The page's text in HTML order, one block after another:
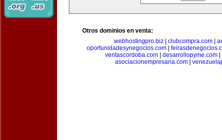
Otros dominios en venta:
webhostingpro.biz| clubcompra.com|
oportunidadesynegocios.com|
ventascordoba.com| desarrollopyme.com|
asociacionempresaria.com